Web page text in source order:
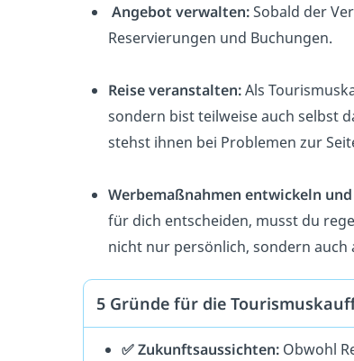
Angebot verwalten:Sobald der
Reservierungen und Buchungen.
Reise veranstalten:Als
sondern bist teilweise auch selbst
stehst ihnen bei Problemen zur
Werbemaßnahmen entwickeln
für dich entscheiden, musst du
nicht nur persönlich, sondern
5 Gründe für die
✅ Zukunftsaussichten: Obwohl